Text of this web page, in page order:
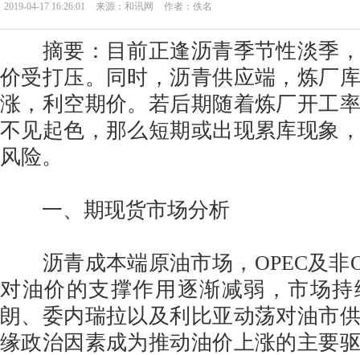
2019-04-17 16:26:01 来源：和讯网 作者：佚名
摘要：目前正逢沥青季节性淡季，
价受打压。同时，沥青供应端，炼厂
涨，利空期价。若后期随着炼厂开工
不见起色，那么短期或出现累库现象
风险。
一、期现货市场分析
沥青成本端原油市场，OPEC及非
对油价的支撑作用逐渐减弱，市场
朗、委内瑞拉以及利比亚动荡对油市
缘政治因素成为推动油价上涨的主要